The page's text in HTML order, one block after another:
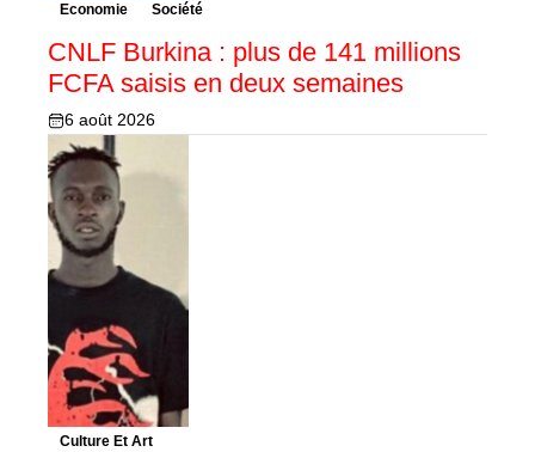
Economie Société
CNLF Burkina : plus de 141 millions
FCFA saisis en deux semaines
6 août 2026
Culture Et Art